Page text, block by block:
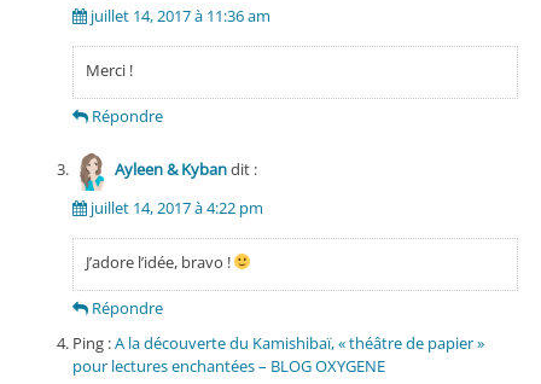
juillet 14, 2017 à 11:36 am
Merci !
Répondre
Ayleen & Kybandit :
juillet 14, 2017 à 4:22 pm
J’adore l’idée, bravo !
Répondre
Ping :A la découverte du Kamishibaï, « théâtre de papier »
pour lectures enchantées – BLOG OXYGENE